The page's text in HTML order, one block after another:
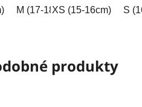
20cm) XXL (20-21cm) Na
M (17-18cm) L (18-19cm)
XS (15-16cm) S
produkty